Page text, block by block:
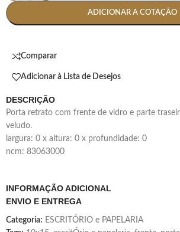
ADICIONAR A COTAÇÃO
Comparar
Adicionar à Lista de Desejos
DESCRIÇÃO
porta retrato com frente de vidro e parte traseira (apoio) revestida de
veludo.
largura: 0 x altura: 0 x profundidade: 0
ncm: 83063000
INFORMAÇÃO ADICIONAL
ENVIO E ENTREGA
Categoria: ESCRITÓRIO e PAPELARIA